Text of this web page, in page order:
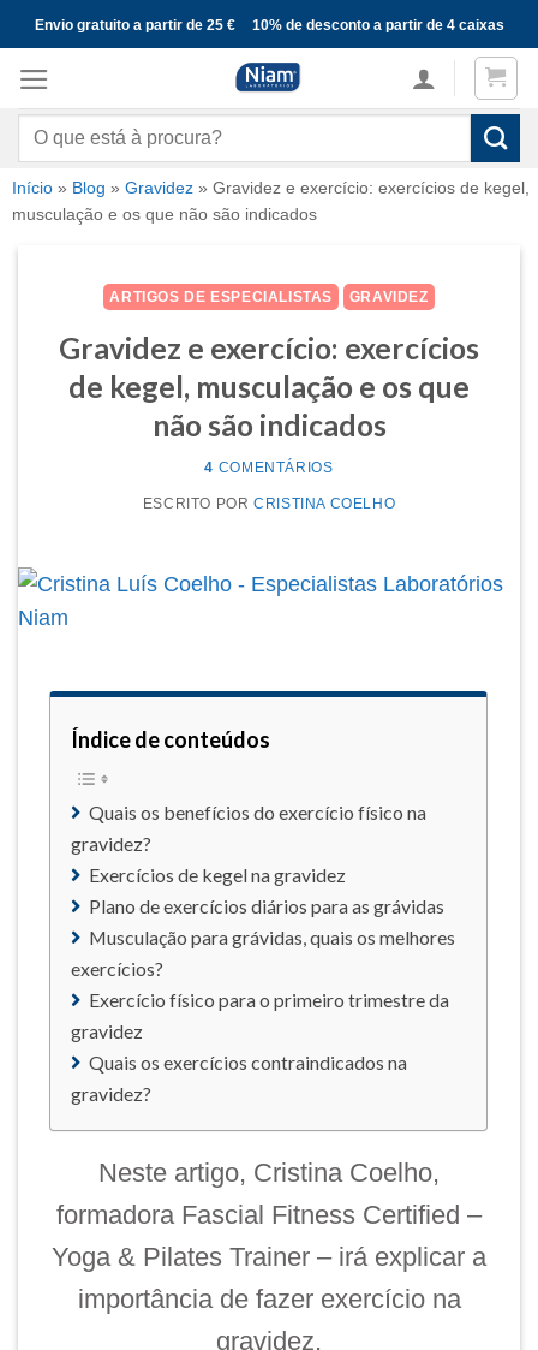
Skip
to
content
Envio gratuito a partir de 25 € 10% de desconto a partir de 4 caixas
Pesquisar
Início » Blog » Gravidez » Gravidez e exercício: exercícios de kegel,
musculação e os que não são indicados
ARTIGOS DE ESPECIALISTAS GRAVIDEZ
Gravidez e exercício: exercícios
de kegel, musculação e os que
não são indicados
4 COMENTÁRIOS
PORCRISTINA COELHO
Índice de conteúdos
Quais os benefícios do exercício físico na
gravidez?
Exercícios de kegel na gravidez
Plano de exercícios diários para as grávidas
Musculação para grávidas, quais os melhores
exercícios?
Exercício físico para o primeiro trimestre da
gravidez
Quais os exercícios contraindicados na
gravidez?
Neste artigo, Cristina Coelho,
formadora Fascial Fitness Certified –
Yoga & Pilates Trainer – irá explicar a
importância de fazer exercício na
gravidez.